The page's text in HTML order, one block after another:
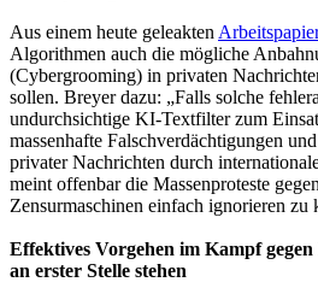
Aus einem heute geleakten
Algorithmen auch die mögliche
(Cybergrooming) in privaten
sollen. Breyer dazu: „Falls solche
undurchsichtige KI-Textfilter zum
massenhafte Falschverdächtigungen
privater Nachrichten durch
meint offenbar die Massenproteste
Zensurmaschinen einfach ignorieren zu
Effektives Vorgehen im Kampf
an erster Stelle stehen